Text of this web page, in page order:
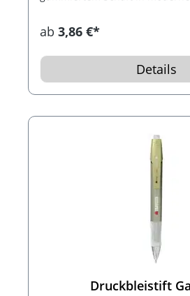
ab 3,86 €*
Details
Druckbleistift